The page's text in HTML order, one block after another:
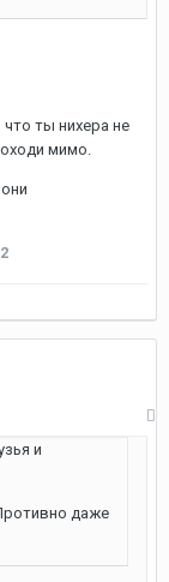
что ты нихера не
мимо.
и
даже